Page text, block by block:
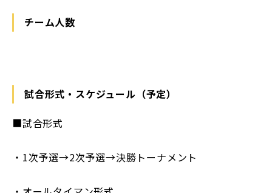
チーム人数
試合形式・スケジュール（予定）
■試合形式
・1次予選→2次予選→決勝トーナメント